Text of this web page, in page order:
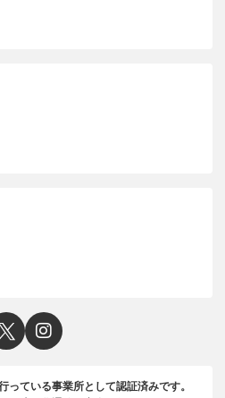
っている事業所として認証済みです。